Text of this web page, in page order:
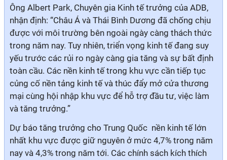
Ông Albert Park, Chuyên gia Kinh tế trưởng của ADB,
nhận định: “Châu Á và Thái Bình Dương đã chống chịu
được với môi trường bên ngoài ngày càng thách thức
trong năm nay. Tuy nhiên, triển vọng kinh tế đang suy
yếu trước các rủi ro ngày càng gia tăng và sự bất định
toàn cầu. Các nền kinh tế trong khu vực cần tiếp tục
củng cố nền tảng kinh tế và thúc đẩy mở cửa thương
mại cùng hội nhập khu vực để hỗ trợ đầu tư, việc làm
và tăng trưởng.”
Dự báo tăng trưởng cho Trung Quốc nền kinh tế lớn
nhất khu vực được giữ nguyên ở mức 4,7% trong năm
nay và 4,3% trong năm tới. Các chính sách kích thích